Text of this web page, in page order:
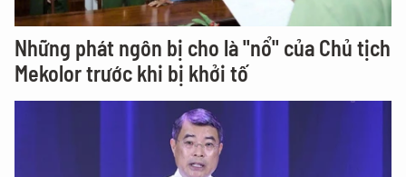
Những phát ngôn bị cho là "nổ" của Chủ tịch
Mekolor trước khi bị khởi tố